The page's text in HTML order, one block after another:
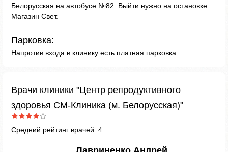
Белорусская на автобусе №82. Выйти нужно на остановке
Магазин Свет.
Парковка:
Напротив входа в клинику есть платная парковка.
Врачи клиники "Центр репродуктивного
здоровья СМ-Клиника (м. Белорусская)"
Средний рейтинг врачей: 4